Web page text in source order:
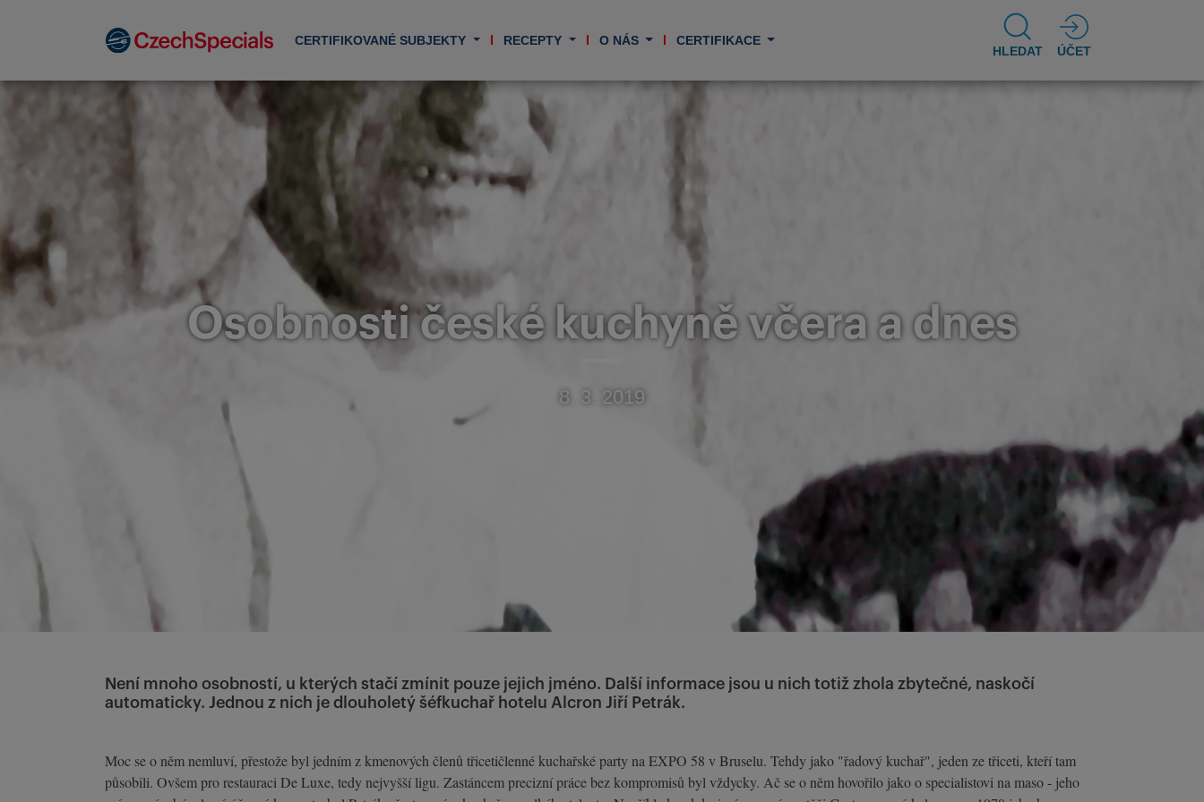
CERTIFIKOVANÉ SUBJEKTY RECEPTY O NÁS CERTIFIKACE
HLEDAT ÚČET
Osobnosti české kuchyně včera a dnes
8. 3. 2019
Není mnoho osobností, u kterých stačí zmínit pouze jejich jméno. Další informace jsou u nich totiž zhola zbytečné, naskočí
automaticky. Jednou z nich je dlouholetý šéfkuchař hotelu Alcron Jiří Petrák.
Moc se o něm nemluví, přestože byl jedním z kmenových členů třicetičlenné kuchařské party na EXPO 58 v Bruselu. Tehdy jako "řadový kuchař", jeden ze třiceti, kteří tam
působili. Ovšem pro restauraci De Luxe, tedy nejvyšší ligu. Zastáncem precizní práce bez kompromisů byl vždycky. Ač se o něm hovořilo jako o specialistovi na maso - jeho